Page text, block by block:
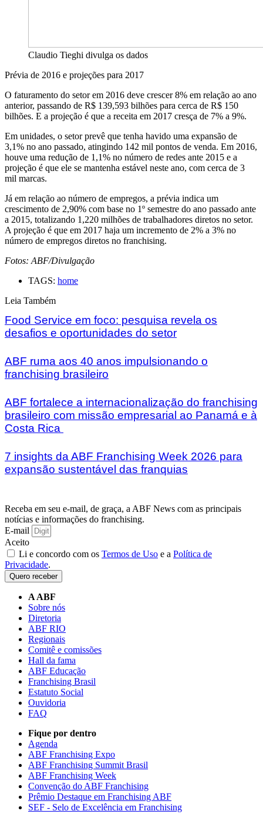
Claudio Tieghi divulga os dados
Prévia de 2016 e projeções para 2017
O faturamento do setor em 2016 deve crescer 8% em relação ao ano
anterior, passando de R$ 139,593 bilhões para cerca de R$ 150
bilhões. E a projeção é que a receita em 2017 cresça de 7% a 9%.
Em unidades, o setor prevê que tenha havido uma expansão de
3,1% no ano passado, atingindo 142 mil pontos de venda. Em 2016,
houve uma redução de 1,1% no número de redes ante 2015 e a
projeção é que ele se mantenha estável neste ano, com cerca de 3
mil marcas.
Já em relação ao número de empregos, a prévia indica um
crescimento de 2,90% com base no 1º semestre do ano passado ante
a 2015, totalizando 1,220 milhões de trabalhadores diretos no setor.
A projeção é que em 2017 haja um incremento de 2% a 3% no
número de empregos diretos no franchising.
Fotos: ABF/Divulgação
TAGS: home
Leia Também
Food Service em foco: pesquisa revela os
desafios e oportunidades do setor
ABF ruma aos 40 anos impulsionando o
franchising brasileiro
ABF fortalece a internacionalização do franchising
brasileiro com missão empresarial ao Panamá e à
Costa Rica
7 insights da ABF Franchising Week 2026 para
expansão sustentável das franquias
Receba em seu e-mail, de graça, a ABF News com as principais
notícias e informações do franchising.
E-mail
Aceito
Li e concordo com os Termos de Uso e a Política de
Privacidade.
Quero receber
A ABF
Sobre nós
Diretoria
ABF RIO
Regionais
Comitê e comissões
Hall da fama
ABF Educação
Franchising Brasil
Estatuto Social
Ouvidoria
FAQ
Fique por dentro
Agenda
ABF Franchising Expo
ABF Franchising Summit Brasil
ABF Franchising Week
Convenção do ABF Franchising
Prêmio Destaque em Franchising ABF
SEF - Selo de Excelência em Franchising